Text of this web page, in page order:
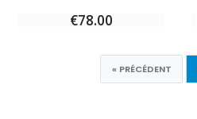
€78.00
« PRÉCÉDENT